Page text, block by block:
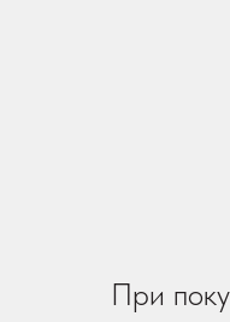
При